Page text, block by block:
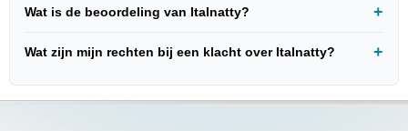
Wat is de beoordeling van Italnatty?
Wat zijn mijn rechten bij een klacht over Italnatty?